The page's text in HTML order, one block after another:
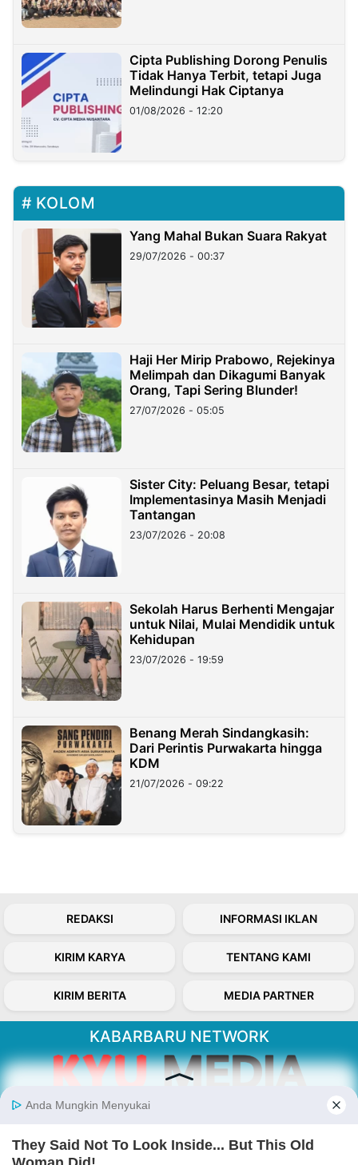
Cipta Publishing Dorong Penulis
Tidak Hanya Terbit, tetapi Juga
Melindungi Hak Ciptanya
01/08/2026 - 12:20
KOLOM
Yang Mahal Bukan Suara Rakyat
29/07/2026 - 00:37
Haji Her Mirip Prabowo, Rejekinya
Melimpah dan Dikagumi Banyak
Orang, Tapi Sering Blunder!
27/07/2026 - 05:05
Sister City: Peluang Besar, tetapi
Implementasinya Masih Menjadi
Tantangan
23/07/2026 - 20:08
Sekolah Harus Berhenti Mengajar
untuk Nilai, Mulai Mendidik untuk
Kehidupan
23/07/2026 - 19:59
Benang Merah Sindangkasih:
Dari Perintis Purwakarta hingga
KDM
21/07/2026 - 09:22
REDAKSI INFORMASI IKLAN
KIRIM KARYA TENTANG KAMI
KIRIM BERITA MEDIA PARTNER
KABARBARU NETWORK